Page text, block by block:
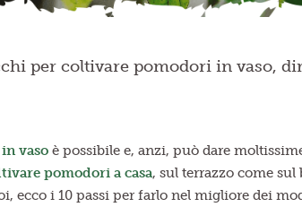
per coltivare pomodori in vaso,
vaso è possibile e, anzi, può dare
pomodori a casa, sul terrazzo come sul
ecco i 10 passi per farlo nel migliore dei